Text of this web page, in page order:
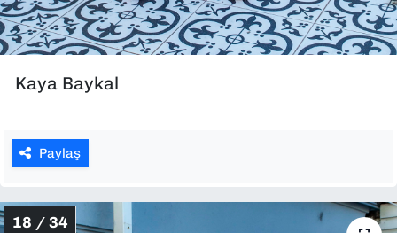
Kaya Baykal
Paylaş
18 / 34